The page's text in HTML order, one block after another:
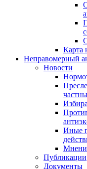
Карта
Неправомерный
Новости
Иные
Публикации
Документы